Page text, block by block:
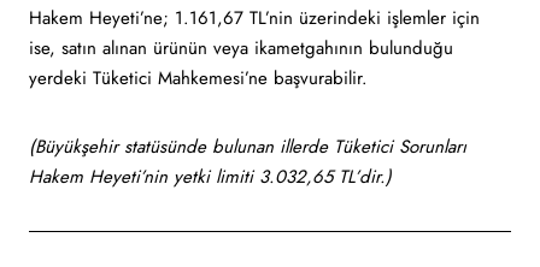
Hakem Heyeti’ne; 1.161,67 TL’nin üzerindeki işlemler için
ise, satın alınan ürünün veya ikametgahının bulunduğu
yerdeki Tüketici Mahkemesi’ne başvurabilir.
(Büyükşehir statüsünde bulunan illerde Tüketici Sorunları
Hakem Heyeti’nin yetki limiti 3.032,65 TL’dir.)